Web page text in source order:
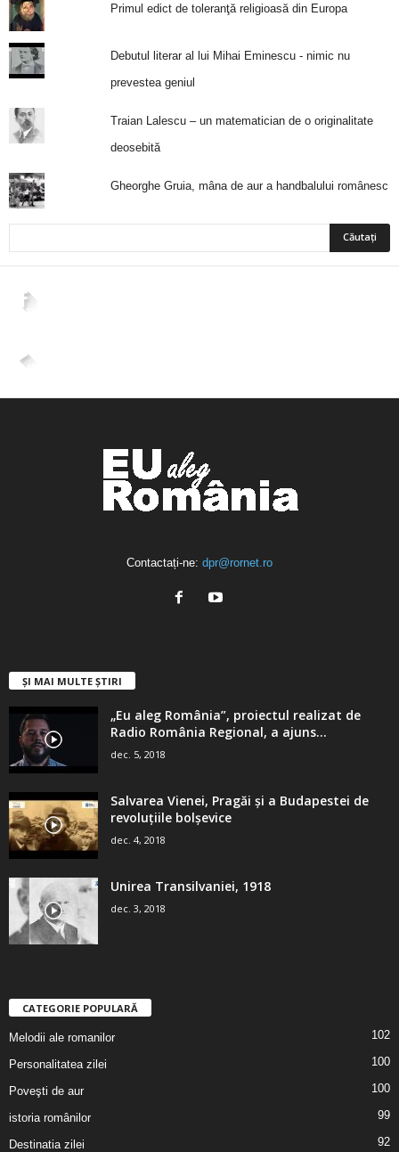
Primul edict de toleranţă religioasă din Europa
Debutul literar al lui Mihai Eminescu - nimic nu
prevestea geniul
Traian Lalescu – un matematician de o originalitate
deosebită
Gheorghe Gruia, mâna de aur a handbalului românesc
2,265
4,400
Contactați-ne: dpr@rornet.ro
ȘI MAI MULTE ȘTIRI
„Eu aleg România”, proiectul realizat de
Radio România Regional, a ajuns...
dec. 5, 2018
Salvarea Vienei, Pragăi şi a Budapestei de
revoluţiile bolşevice
dec. 4, 2018
Unirea Transilvaniei, 1918
dec. 3, 2018
CATEGORIE POPULARĂ
Melodii ale romanilor 102
Personalitatea zilei 100
Poveşti de aur 100
istoria românilor 99
Destinatia zilei 92